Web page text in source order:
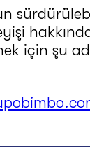
için şu